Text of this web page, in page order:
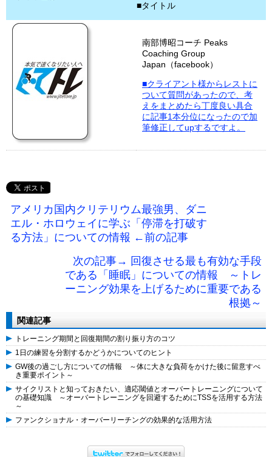
■タイトル
南部博昭コーチ Peaks
Coaching Group
Japan（facebook）
■クライアント様からレストに
ついて質問があったので、考
えをまとめたら丁度良い具合
に記事1本分位になったので加
筆修正してupするですよ。
アメリカ国内クリテリウム最強男、ダニ
エル・ホロウェイに学ぶ「停滞を打破す
る方法」についての情報 ←前の記事
次の記事→ 回復させる最も有効な手段
である「睡眠」についての情報 ～トレ
ーニング効果を上げるために重要である
根拠～
関連記事
トレーニング期間と回復期間の割り振り方のコツ
1日の練習を分割するかどうかについてのヒント
GW後の過ごし方についての情報 ～体に大きな負荷をかけた後に留意すべ
き重要ポイント～
サイクリストと知っておきたい、適応閾値とオーバートレーニングについて
の基礎知識 ～オーバートレーニングを回避するためにTSSを活用する方法
～
ファンクショナル・オーバーリーチングの効果的な活用方法